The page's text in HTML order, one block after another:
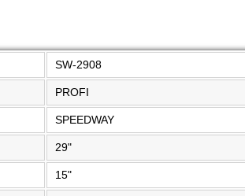
SW-2908
PROFI
SPEEDWAY
29"
15"